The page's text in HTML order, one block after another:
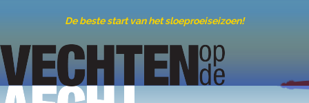
De beste start van het sloeproeiseizoen!